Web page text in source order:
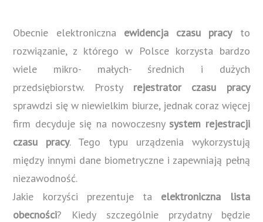
Obecnie elektroniczna ewidencja czasu pracyto
rozwiązanie, z którego w Polsce korzysta bardzo
wiele mikro- małych- średnich i dużych
przedsiębiorstw. Prosty rejestrator czasu pracy
sprawdzi się w niewielkim biurze, jednak coraz więcej
firm decyduje się na nowoczesny system rejestracji
czasu pracy. Tego typu urządzenia wykorzystują
między innymi dane biometryczne i zapewniają pełną
niezawodność.
Jakie korzyści prezentuje ta elektroniczna lista
obecności? Kiedy szczególnie przydatny będzie